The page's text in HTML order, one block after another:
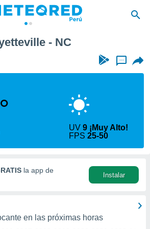
- NC
...
UV9 ¡Muy Alto!
FPS25-50
la app de
Instalar
en las próximas horas